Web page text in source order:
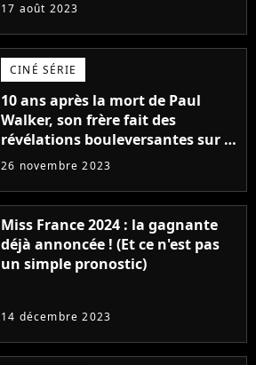
17 août 2023
CINÉ SÉRIE
10 ans après la mort de Paul
Walker, son frère fait des
révélations bouleversantes sur la
réaction des acteurs de Fast and
26 novembre 2023
Miss France 2024 : la gagnante
déjà annoncée ! (Et ce n'est pas
un simple pronostic)
14 décembre 2023